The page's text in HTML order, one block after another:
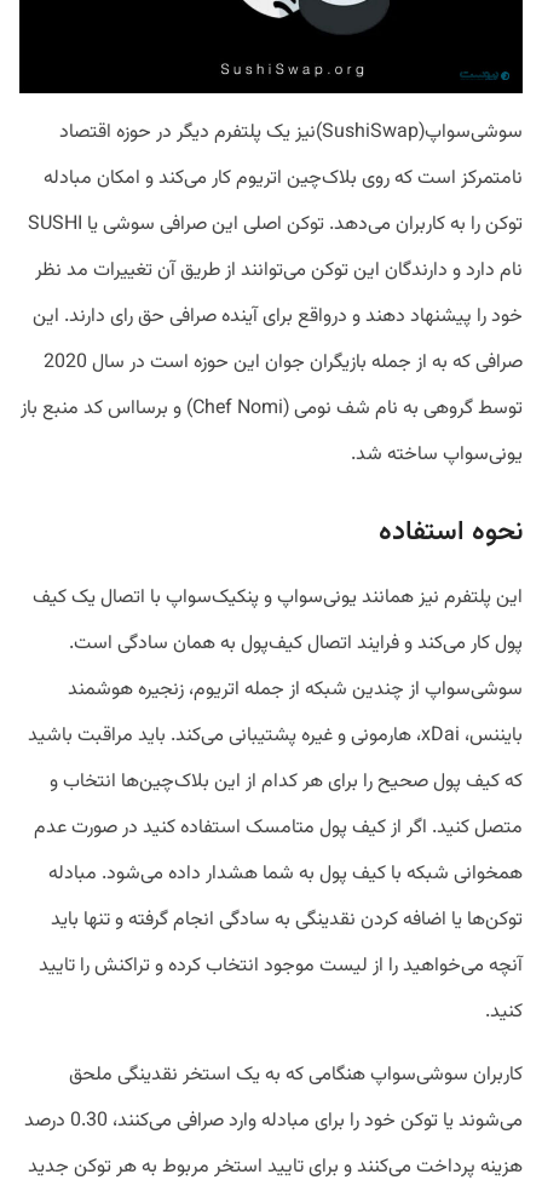
سوشی‌سواپ(SushiSwap)نیز یک پلتفرم دیگر در حوزه اقتصاد
نامتمرکز است که روی بلاک‌چین اتریوم کار می‌کند و امکان مبادله
توکن را به کاربران می‌دهد. توکن اصلی این صرافی سوشی یا SUSHI
نام دارد و دارندگان این توکن می‌توانند از طریق آن تغییرات مد نظر
خود را پیشنهاد دهند و درواقع برای آینده صرافی حق رای دارند. این
صرافی که به از جمله بازیگران جوان این حوزه است در سال 2020
توسط گروهی به نام شف نومی (Chef Nomi) و برسااس کد منبع باز
یونی‌سواپ ساخته شد.
نحوه استفاده
این پلتفرم نیز همانند یونی‌سواپ و پنکیک‌سواپ با اتصال یک کیف
پول کار می‌کند و فرایند اتصال کیف‌پول به همان سادگی است.
سوشی‌سواپ از چندین شبکه از جمله اتریوم، زنجیره هوشمند
بایننس، xDai، هارمونی و غیره پشتیبانی می‌کند. باید مراقبت باشید
که کیف پول صحیح را برای هر کدام از این بلاک‌چین‌ها انتخاب و
متصل کنید. اگر از کیف پول متامسک استفاده کنید در صورت عدم
همخوانی شبکه با کیف پول به شما هشدار داده می‌شود. مبادله
توکن‌ها یا اضافه کردن نقدینگی به سادگی انجام گرفته و تنها باید
آنچه می‌خواهید را از لیست موجود انتخاب کرده و تراکنش را تایید
کنید.
کاربران سوشی‌سواپ هنگامی که به یک استخر نقدینگی ملحق
می‌شوند یا توکن خود را برای مبادله وارد صرافی می‌کنند، 0.30 درصد
هزینه پرداخت می‌کنند و برای تایید استخر مربوط به هر توکن جدید